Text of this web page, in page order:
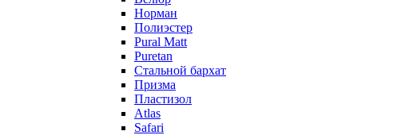
Норман
Полиэстер
Pural Matt
Puretan
Стальной бархат
Призма
Пластизол
Atlas
Safari